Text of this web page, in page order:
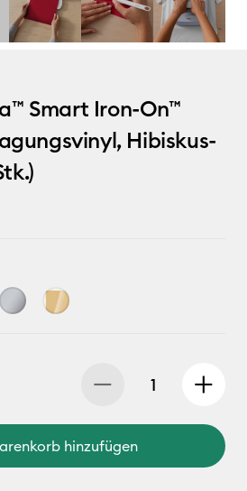
Smart Iron-On™
Hibiskus-
hinzufügen